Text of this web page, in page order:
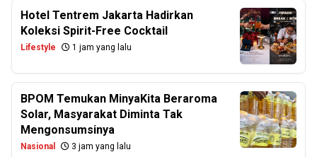
Hotel Tentrem Jakarta Hadirkan
Koleksi Spirit-Free Cocktail
Lifestyle 1 jam yang lalu
BPOM Temukan MinyaKita Beraroma
Solar, Masyarakat Diminta Tak
Mengonsumsinya
Nasional 3 jam yang lalu